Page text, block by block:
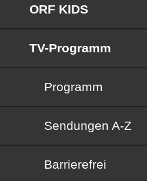
ORF KIDS
TV-Programm
Programm
Sendungen von A
Sendungen A-Z
Barrierefrei
Barrierefrei